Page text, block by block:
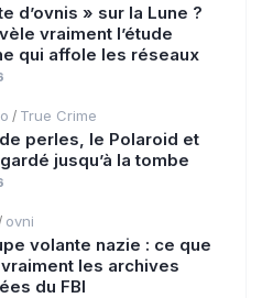
d’ovnis » sur la Lune ?
vraiment l’étude
qui affole les réseaux
/ True Crime
perles, le Polaroid et
jusqu’à la tombe
/ ovni
volante nazie : ce que
les archives
du FBI